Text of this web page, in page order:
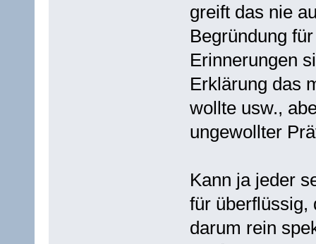
greift das nie
Begründung
Erinnerungen
Erklärung das
wollte usw.,
ungewollter
Kann ja jeder
für überflüssig,
darum rein